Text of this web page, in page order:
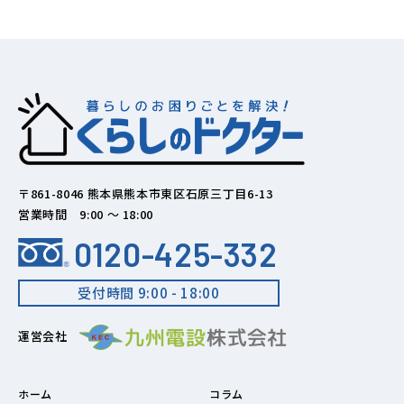
〒861-8046 熊本県熊本市東区石原三丁目6-13
営業時間 9:00 ～ 18:00
0120-425-332
受付時間 9:00 - 18:00
運営会社
ホーム コラム